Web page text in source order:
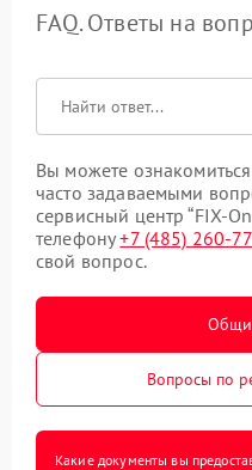
FAQ. Ответы на
Вы можете
часто задаваемыми
сервисный центр “FIX-
телефону+7 (485) 260-
свой вопрос.
Вопросы по
Какие документы вы